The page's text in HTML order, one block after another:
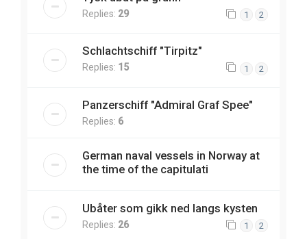
Replies: 29 1 2
Schlachtschiff "Tirpitz"
Replies: 15 1 2
Panzerschiff "Admiral Graf Spee"
Replies: 6
German naval vessels in Norway at
the time of the capitulati
Ubåter som gikk ned langs kysten
Replies: 26 1 2